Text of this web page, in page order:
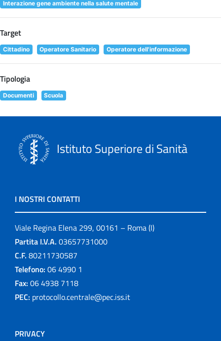
Interazione gene ambiente nella salute mentale
Target
Cittadino Operatore Sanitario Operatore dell'informazione
Tipologia
Documenti Scuola
Istituto Superiore di Sanità
I NOSTRI CONTATTI
Viale Regina Elena 299, 00161 – Roma (I)
Partita I.V.A. 03657731000
C.F. 80211730587
Telefono: 06 4990 1
Fax: 06 4938 7118
PEC: protocollo.centrale@pec.iss.it
PRIVACY